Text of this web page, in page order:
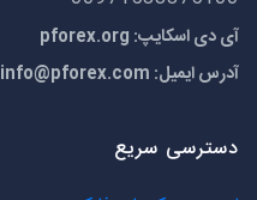
آی دی اسکایپ: pforex.org
آدرس ایمیل: info@pforex.com
دسترسی سریع